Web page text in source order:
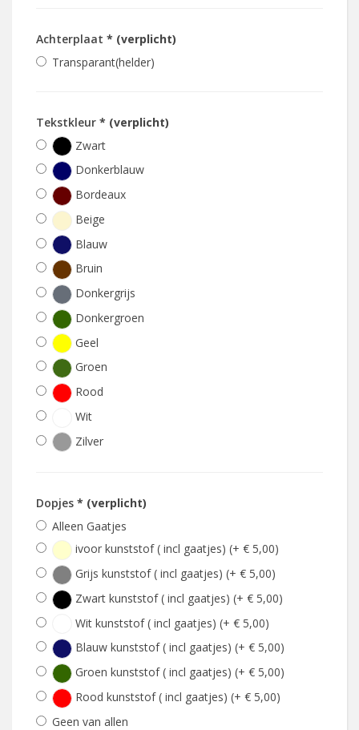
Achterplaat * (verplicht)
Transparant(helder)
Tekstkleur * (verplicht)
Zwart
Donkerblauw
Bordeaux
Beige
Blauw
Bruin
Donkergrijs
Donkergroen
Geel
Groen
Rood
Wit
Zilver
Dopjes * (verplicht)
Alleen Gaatjes
ivoor kunststof ( incl gaatjes) (+ € 5,00)
Grijs kunststof ( incl gaatjes) (+ € 5,00)
Zwart kunststof ( incl gaatjes) (+ € 5,00)
Wit kunststof ( incl gaatjes) (+ € 5,00)
Blauw kunststof ( incl gaatjes) (+ € 5,00)
Groen kunststof ( incl gaatjes) (+ € 5,00)
Rood kunststof ( incl gaatjes) (+ € 5,00)
Geen van allen